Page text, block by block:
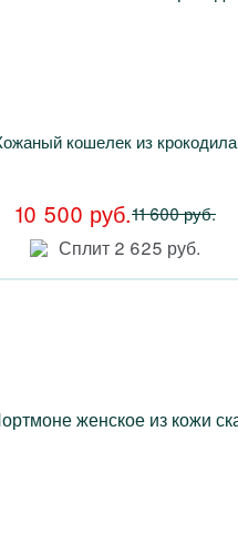
кошелек из крокодила
10 500 руб.11 600 руб.
Сплит 2 625 руб.